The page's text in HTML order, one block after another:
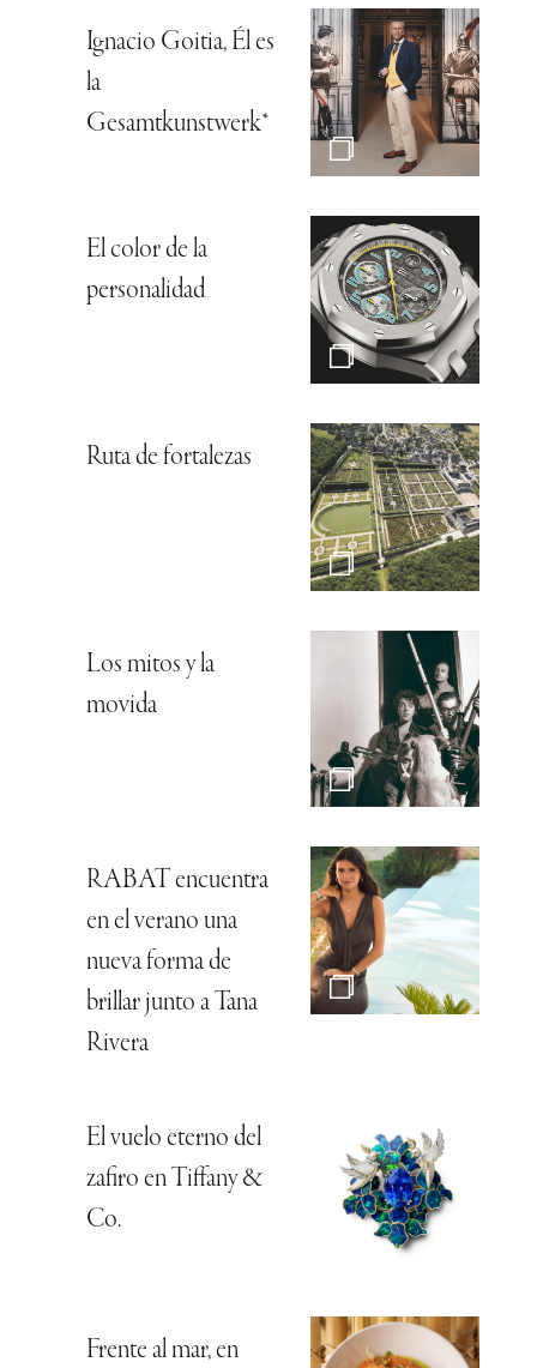
Ignacio Goitia, Él es
la
Gesamtkunstwerk*
El color de la
personalidad
Ruta de fortalezas
Los mitos y la
movida
RABAT encuentra
en el verano una
nueva forma de
brillar junto a Tana
Rivera
El vuelo eterno del
zafiro en Tiffany &
Co.
Frente al mar, en